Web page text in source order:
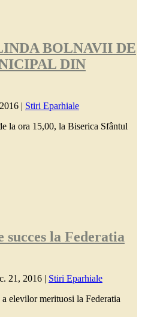
BOLNAVII DE
DIN
| Stiri Eparhiale
la ora 15,00, la Biserica Sfântul
succes la Federatia
21, 2016 | Stiri Eparhiale
elevilor merituosi la Federatia